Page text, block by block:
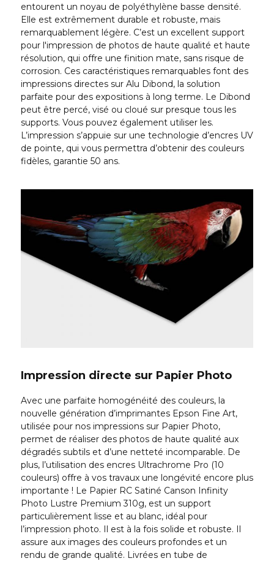
entourent un noyau de polyéthylène basse densité.
Elle est extrêmement durable et robuste, mais
remarquablement légère. C’est un excellent support
pour l'impression de photos de haute qualité et haute
résolution, qui offre une finition mate, sans risque de
corrosion. Ces caractéristiques remarquables font des
impressions directes sur Alu Dibond, la solution
parfaite pour des expositions à long terme. Le Dibond
peut être percé, visé ou cloué sur presque tous les
supports. Vous pouvez également utiliser les.
L’impression s’appuie sur une technologie d’encres UV
de pointe, qui vous permettra d’obtenir des couleurs
fidèles, garantie 50 ans.
Impression directe sur Papier Photo
Avec une parfaite homogénéité des couleurs, la
nouvelle génération d’imprimantes Epson Fine Art,
utilisée pour nos impressions sur Papier Photo,
permet de réaliser des photos de haute qualité aux
dégradés subtils et d’une netteté incomparable. De
plus, l’utilisation des encres Ultrachrome Pro (10
couleurs) offre à vos travaux une longévité encore plus
importante ! Le Papier RC Satiné Canson Infinity
Photo Lustre Premium 310g, est un support
particulièrement lisse et au blanc, idéal pour
l’impression photo. Il est à la fois solide et robuste. Il
assure aux images des couleurs profondes et un
rendu de grande qualité. Livrées en tube de